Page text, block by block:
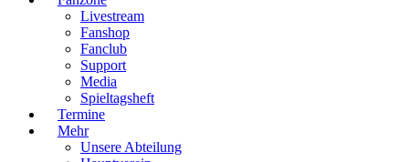
Livestream
Fanshop
Fanclub
Support
Media
Spieltagsheft
Termine
Mehr
Unsere Abteilung